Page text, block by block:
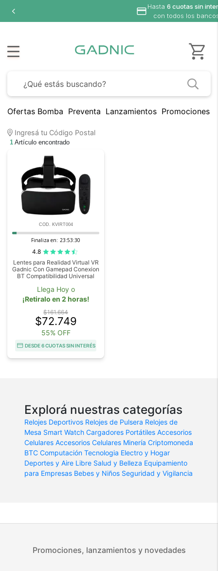
Hasta 6 cuotas sin
con todos los
Ofertas Bomba Preventa Lanzamientos Promociones
Ingresá tu Código Postal
1 Artículo encontrado
COD. KVIRT004
Finaliza en: 23:53:30
4.8
Lentes para Realidad Virtual VR
Gadnic Con Gamepad Conexion
BT Compatibilidad Universal
Llega Hoy o
¡Retiralo en 2 horas!
$161.664
$72.749
55% OFF
DESDE 6 CUOTAS SIN INTERÉS
Explorá nuestras categorías
Relojes Deportivos Relojes de Pulsera Relojes de
Mesa Smart Watch Cargadores Portátiles Accesorios
Celulares Accesorios Celulares Minería Criptomoneda
BTC Computación Tecnologia Electro y Hogar
Deportes y Aire Libre Salud y Belleza Equipamiento
para Empresas Bebes y Niños Seguridad y Vigilancia
Promociones, lanzamientos y novedades